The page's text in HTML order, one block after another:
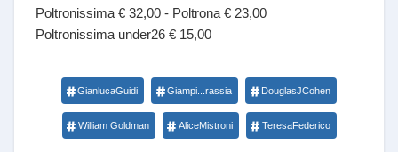
Poltronissima € 32,00 - Poltrona € 23,00
Poltronissima under26 € 15,00
GianlucaGuidi Giampi...rassia DouglasJCohen
William Goldman AliceMistroni TeresaFederico